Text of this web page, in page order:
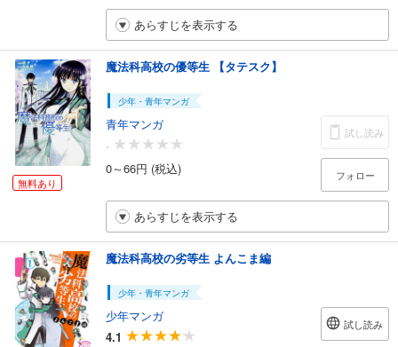
あらすじを表示する
無料あり
魔法科高校の優等生 【タテスク】
少年・青年マンガ
青年マンガ
-
0～66円 (税込)
試し読み
フォロー
あらすじを表示する
魔法科高校の劣等生 よんこま編
少年・青年マンガ
少年マンガ
4.1
試し読み